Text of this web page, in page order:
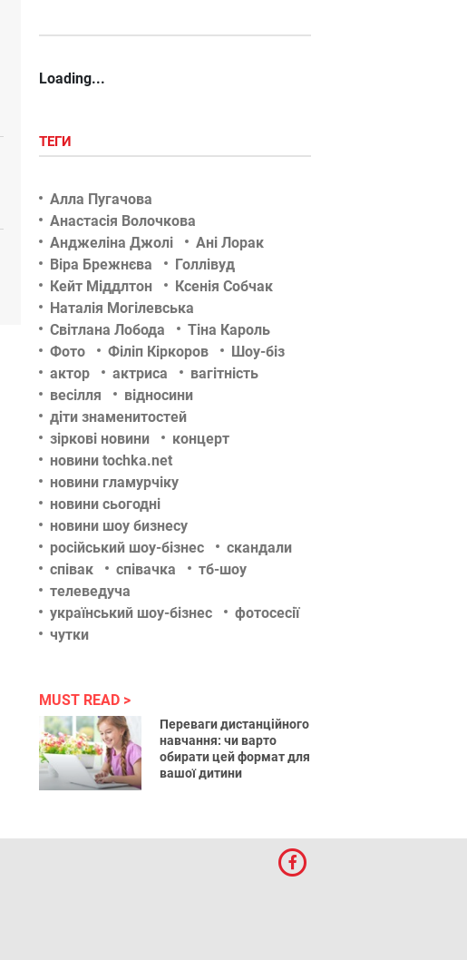
Loading...
ТЕГИ
Алла Пугачова
Анастасія Волочкова
Анджеліна Джолі
Ані Лорак
Віра Брежнєва
Голлівуд
Кейт Міддлтон
Ксенія Собчак
Наталія Могілевська
Світлана Лобода
Тіна Кароль
Фото
Філіп Кіркоров
Шоу-біз
актор
актриса
вагітність
весілля
відносини
діти знаменитостей
зіркові новини
концерт
новини tochka.net
новини гламурчіку
новини сьогодні
новини шоу бизнесу
російський шоу-бізнес
скандали
співак
співачка
тб-шоу
телеведуча
український шоу-бізнес
фотосесії
чутки
MUST READ
Переваги дистанційного
навчання: чи варто
обирати цей формат для
вашої дитини